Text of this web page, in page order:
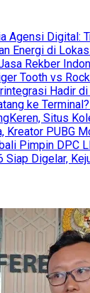
Agensi Digital:
Energi di
Rekber
Tooth vs
Hadir
ke
Situs
Kreator PUBG
Pimpin DPC
Siap Digelar,